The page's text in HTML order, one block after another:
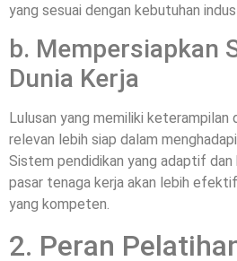
yang sesuai dengan kebutuhan
b. Mempersiapkan
Dunia Kerja
Lulusan yang memiliki keterampilan
relevan lebih siap dalam
Sistem pendidikan yang adaptif dan
pasar tenaga kerja akan lebih
yang kompeten.
2. Peran